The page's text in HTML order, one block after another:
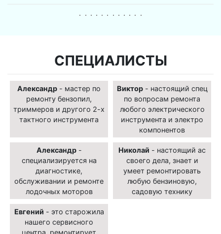
СПЕЦИАЛИСТЫ
Александр - мастер по
ремонту бензопил,
триммеров и другого 2-х
тактного инструмента
Виктор- настоящий спец
по вопросам ремонта
любого электрического
инструмента и электро
компонентов
Александр-
специализируется на
диагностике,
обслуживании и ремонте
лодочных моторов
Николай - настоящий ас
своего дела, знает и
умеет ремонтировать
любую бензиновую,
садовую технику
Евгений - это старожила
нашего сервисного